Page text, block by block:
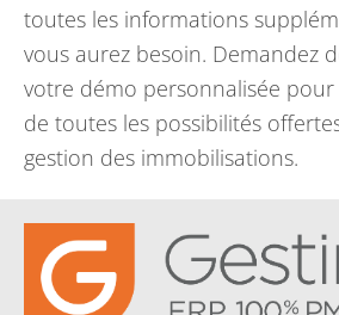
toutes les informations
vous aurez besoin. Demandez
votre démo personnalisée
de toutes les possibilités
gestion des immobilisations.